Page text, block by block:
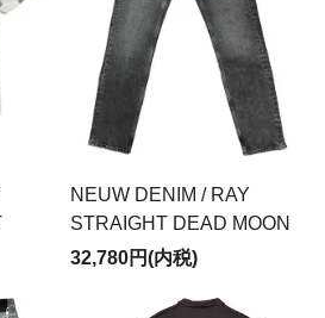
NEUW DENIM / RAY
STRAIGHT DEAD MOON
32,780円(内税)